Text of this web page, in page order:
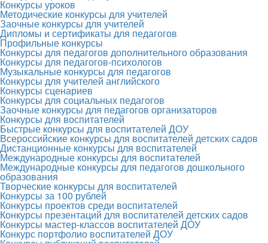
Конкурсы уроков
Методические конкурсы для учителей
Заочные конкурсы для учителей
Дипломы и сертификаты для педагогов
Профильные конкурсы
Конкурсы для педагогов дополнительного образования
Конкурсы для педагогов-психологов
Музыкальные конкурсы для педагогов
Конкурсы для учителей английского
Конкурсы сценариев
Конкурсы для социальных педагогов
Заочные конкурсы для педагогов организаторов
Конкурсы для воспитателей
Быстрые конкурсы для воспитателей ДОУ
Всероссийские конкурсы для воспитателей детских садов
Дистанционные конкурсы для воспитателей
Международные конкурсы для воспитателей
Международные конкурсы для педагогов дошкольного
образования
Творческие конкурсы для воспитателей
Конкурсы за 100 рублей
Конкурсы проектов среди воспитателей
Конкурсы презентаций для воспитателей детских садов
Конкурсы мастер-классов воспитателей ДОУ
Конкурс портфолио воспитателей ДОУ